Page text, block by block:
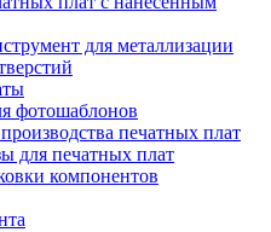
для металлизации
фотошаблонов
печатных плат
для печатных плат
компонентов